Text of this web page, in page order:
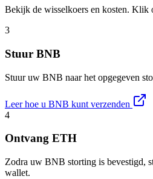
Bekijk de wisselkoers en kosten. Klik
3
Stuur BNB
Stuur uw BNB naar het opgegeven
Leer hoe u BNB kunt verzenden
4
Ontvang ETH
Zodra uw BNB storting is bevestigd,
wallet.